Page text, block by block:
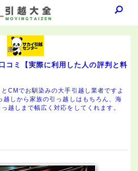
コミ【実際に利用した人の評判と料
CMでお馴染みの大手引越し業者ですよ
越しから家族の引っ越しはもちろん、海
越しまで幅広く対応をしてくれます。